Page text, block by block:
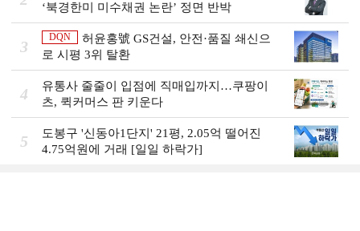
‘북경한미 미수채권 논란’ 정면 반박
3
DQN
허윤홍號 GS건설, 안전·품질 쇄신으
로 시평 3위 탈환
4
유통사 줄줄이 입점에 직매입까지…쿠팡이
츠, 퀵커머스 판 키운다
5
도봉구 '신동아1단지' 21평, 2.05억 떨어진
4.75억원에 거래 [일일 하락가]